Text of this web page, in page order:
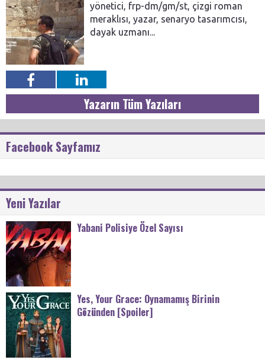
yönetici, frp-dm/gm/st, çizgi roman
meraklısı, yazar, senaryo tasarımcısı,
dayak uzmanı...
Yazarın Tüm Yazıları
Facebook Sayfamız
Yeni Yazılar
Yabani Polisiye Özel Sayısı
Yes, Your Grace: Oynamamış Birinin
Gözünden [Spoiler]